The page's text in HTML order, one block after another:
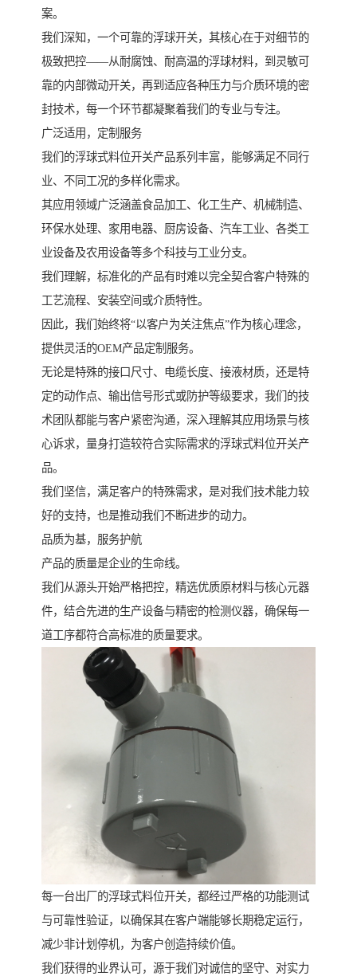
案。
我们深知，一个可靠的浮球开关，其核心在于对细节的
极致把控——从耐腐蚀、耐高温的浮球材料，到灵敏可
靠的内部微动开关，再到适应各种压力与介质环境的密
封技术，每一个环节都凝聚着我们的专业与专注。
广泛适用，定制服务
我们的浮球式料位开关产品系列丰富，能够满足不同行
业、不同工况的多样化需求。
其应用领域广泛涵盖食品加工、化工生产、机械制造、
环保水处理、家用电器、厨房设备、汽车工业、各类工
业设备及农用设备等多个科技与工业分支。
我们理解，标准化的产品有时难以完全契合客户特殊的
工艺流程、安装空间或介质特性。
因此，我们始终将“以客户为关注焦点”作为核心理念，
提供灵活的OEM产品定制服务。
无论是特殊的接口尺寸、电缆长度、接液材质，还是特
定的动作点、输出信号形式或防护等级要求，我们的技
术团队都能与客户紧密沟通，深入理解其应用场景与核
心诉求，量身打造较符合实际需求的浮球式料位开关产
品。
我们坚信，满足客户的特殊需求，是对我们技术能力较
好的支持，也是推动我们不断进步的动力。
品质为基，服务护航
产品的质量是企业的生命线。
我们从源头开始严格把控，精选优质原材料与核心元器
件，结合先进的生产设备与精密的检测仪器，确保每一
道工序都符合高标准的质量要求。
每一台出厂的浮球式料位开关，都经过严格的功能测试
与可靠性验证，以确保其在客户端能够长期稳定运行，
减少非计划停机，为客户创造持续价值。
我们获得的业界认可，源于我们对诚信的坚守、对实力